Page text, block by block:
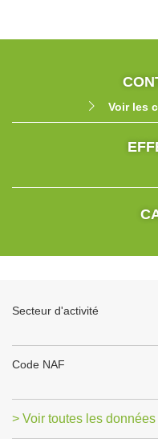
Voir les
Secteur d'activité
Code NAF
> Voir toutes les